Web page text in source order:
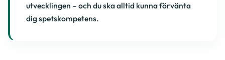
utvecklingen – och du ska alltid kunna förvänta
dig spetskompetens.